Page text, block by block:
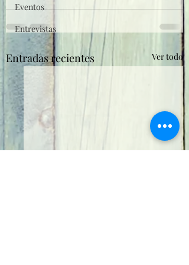
Eventos
Entrevistas
Entradas recientes Ver todo